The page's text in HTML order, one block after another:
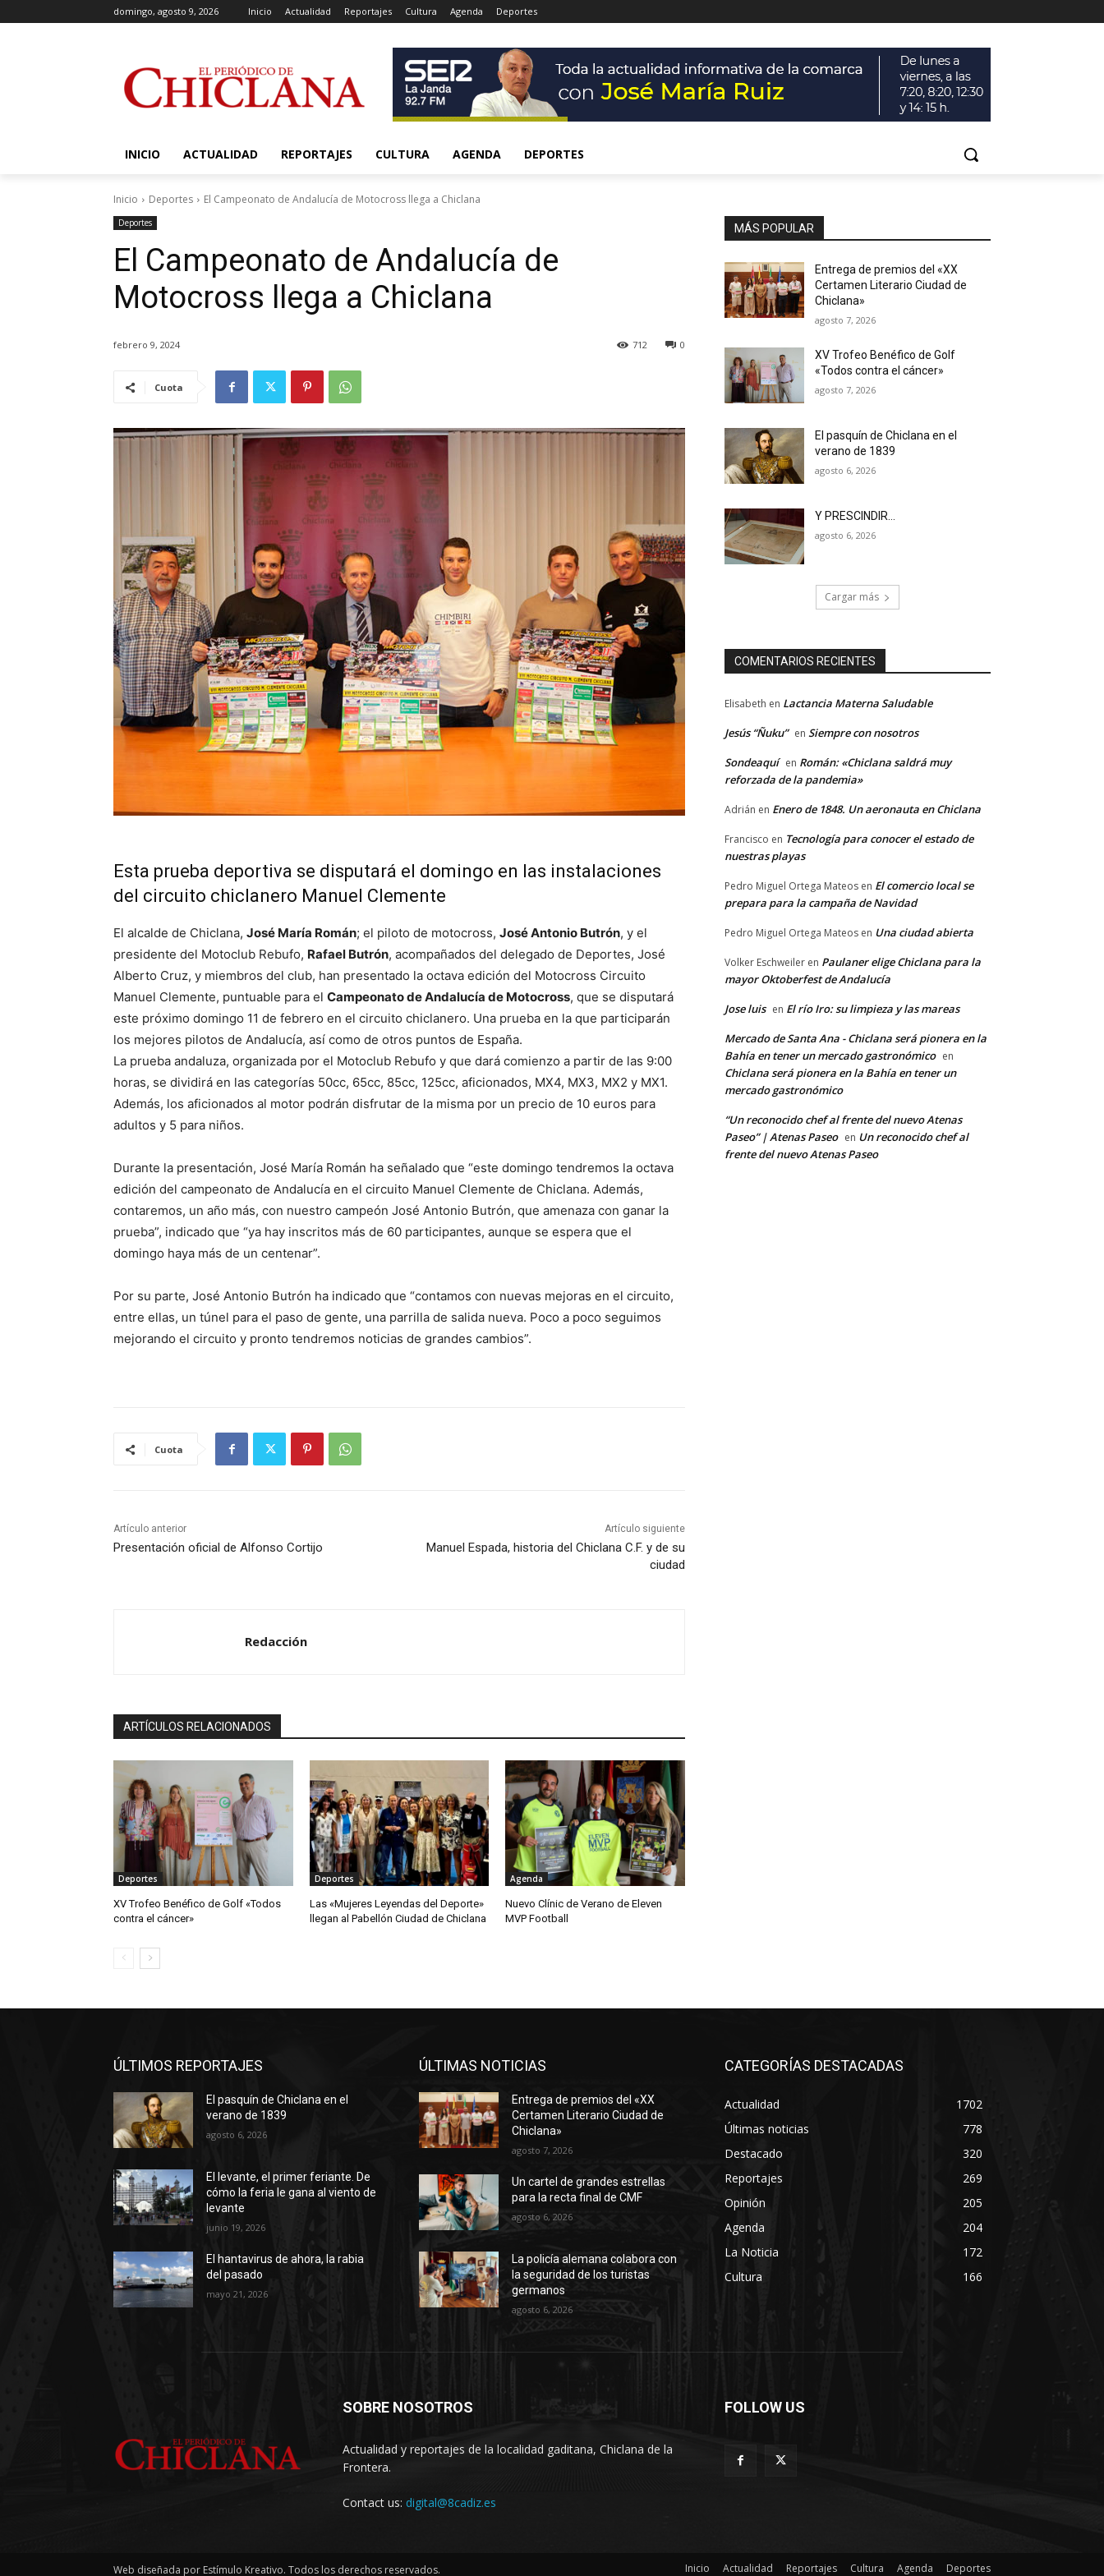
domingo, agosto 9, 2026 Inicio Actualidad Reportajes Cultura Agenda Deportes
INICIO ACTUALIDAD REPORTAJES CULTURA AGENDA DEPORTES
Inicio Deportes El Campeonato de Andalucía de Motocross llega a Chiclana
Deportes
El Campeonato de Andalucía de
Motocross llega a Chiclana
febrero 9, 2024 0
712
Cuota
Esta prueba deportiva se disputará el domingo en las instalaciones
del circuito chiclanero Manuel Clemente
El alcalde de Chiclana, José María Román; el piloto de motocross, José Antonio Butrón, y el
presidente del Motoclub Rebufo, Rafael Butrón, acompañados del delegado de Deportes, José
Alberto Cruz, y miembros del club, han presentado la octava edición del Motocross Circuito
Manuel Clemente, puntuable para el Campeonato de Andalucía de Motocross, que se disputará
este próximo domingo 11 de febrero en el circuito chiclanero. Una prueba en la que participarán
los mejores pilotos de Andalucía, así como de otros puntos de España.
La prueba andaluza, organizada por el Motoclub Rebufo y que dará comienzo a partir de las 9:00
horas, se dividirá en las categorías 50cc, 65cc, 85cc, 125cc, aficionados, MX4, MX3, MX2 y MX1.
Además, los aficionados al motor podrán disfrutar de la misma por un precio de 10 euros para
adultos y 5 para niños.
Durante la presentación, José María Román ha señalado que “este domingo tendremos la octava
edición del campeonato de Andalucía en el circuito Manuel Clemente de Chiclana. Además,
contaremos, un año más, con nuestro campeón José Antonio Butrón, que amenaza con ganar la
prueba”, indicado que “ya hay inscritos más de 60 participantes, aunque se espera que el
domingo haya más de un centenar”.
Por su parte, José Antonio Butrón ha indicado que “contamos con nuevas mejoras en el circuito,
entre ellas, un túnel para el paso de gente, una parrilla de salida nueva. Poco a poco seguimos
mejorando el circuito y pronto tendremos noticias de grandes cambios”.
Cuota
Artículo anterior
Presentación oficial de Alfonso Cortijo
Artículo siguiente
Manuel Espada, historia del Chiclana C.F. y de su
ciudad
Redacción
ARTÍCULOS RELACIONADOS
Deportes
XV Trofeo Benéfico de Golf «Todos
contra el cáncer»
Deportes
Las «Mujeres Leyendas del Deporte»
llegan al Pabellón Ciudad de Chiclana
Agenda
Nuevo Clínic de Verano de Eleven
MVP Football
MÁS POPULAR
Entrega de premios del «XX
Certamen Literario Ciudad de
Chiclana»
agosto 7, 2026
XV Trofeo Benéfico de Golf
«Todos contra el cáncer»
agosto 7, 2026
El pasquín de Chiclana en el
verano de 1839
agosto 6, 2026
Y PRESCINDIR…
agosto 6, 2026
Cargar más
COMENTARIOS RECIENTES
Elisabeth en Lactancia Materna Saludable
Jesús “Ñuku” en Siempre con nosotros
Sondeaquí en Román: «Chiclana saldrá muy
reforzada de la pandemia»
Adrián en Enero de 1848. Un aeronauta en Chiclana
Francisco en Tecnología para conocer el estado de
nuestras playas
Pedro Miguel Ortega Mateos en El comercio local se
prepara para la campaña de Navidad
Pedro Miguel Ortega Mateos en Una ciudad abierta
Volker Eschweiler en Paulaner elige Chiclana para la
mayor Oktoberfest de Andalucía
Jose luis en El río Iro: su limpieza y las mareas
Mercado de Santa Ana - Chiclana será pionera en la
Bahía en tener un mercado gastronómico en
Chiclana será pionera en la Bahía en tener un
mercado gastronómico
“Un reconocido chef al frente del nuevo Atenas
Paseo” | Atenas Paseo en Un reconocido chef al
frente del nuevo Atenas Paseo
ÚLTIMOS REPORTAJES
El pasquín de Chiclana en el
verano de 1839
agosto 6, 2026
El levante, el primer feriante. De
cómo la feria le gana al viento de
levante
junio 19, 2026
El hantavirus de ahora, la rabia
del pasado
mayo 21, 2026
ÚLTIMAS NOTICIAS
Entrega de premios del «XX
Certamen Literario Ciudad de
Chiclana»
agosto 7, 2026
Un cartel de grandes estrellas
para la recta final de CMF
agosto 6, 2026
La policía alemana colabora con
la seguridad de los turistas
germanos
agosto 6, 2026
CATEGORÍAS DESTACADAS
Actualidad
1702
Últimas noticias
778
Destacado
320
Reportajes
269
Opinión
205
Agenda
204
La Noticia
172
Cultura
166
SOBRE NOSOTROS
Actualidad y reportajes de la localidad gaditana, Chiclana de la
Frontera.
Contact us: digital@8cadiz.es
FOLLOW US
Web diseñada por Estímulo Kreativo. Todos los derechos reservados. Inicio Actualidad Reportajes Cultura Agenda Deportes